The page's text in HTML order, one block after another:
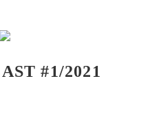
#1/2021